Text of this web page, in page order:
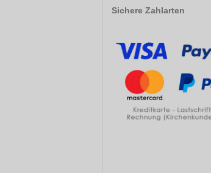
Sichere Zahlarten